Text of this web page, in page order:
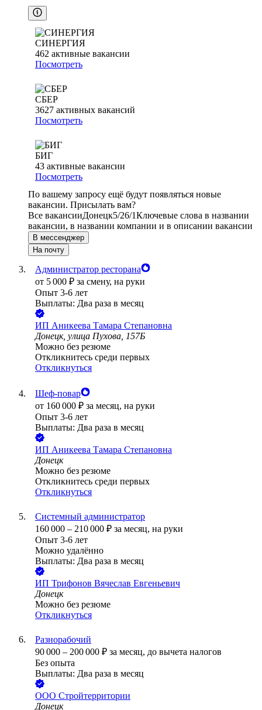
СИНЕРГИЯ
462 активные вакансии
Посмотреть
СБЕР
3627 активных вакансий
Посмотреть
БИГ
43 активные вакансии
Посмотреть
По вашему запросу ещё будут появляться новые
вакансии. Присылать вам?
Все вакансииДонецк5/26/1Ключевые слова в названии
вакансии, в названии компании и в описании вакансии
В мессенджер
На почту
Администратор ресторана
от 5 000 ₽ за смену, на руки
Опыт 3-6 лет
Выплаты: Два раза в месяц
ИП Аникеева Тамара Степановна
Донецк, улица Пухова, 157Б
Можно без резюме
Откликнитесь среди первых
Откликнуться
Шеф-повар
от 160 000 ₽ за месяц, на руки
Опыт 3-6 лет
Выплаты: Два раза в месяц
ИП Аникеева Тамара Степановна
Донецк
Можно без резюме
Откликнитесь среди первых
Откликнуться
Системный администратор
160 000 – 210 000 ₽ за месяц, на руки
Опыт 3-6 лет
Можно удалённо
Выплаты: Два раза в месяц
ИП Трифонов Вячеслав Евгеньевич
Донецк
Можно без резюме
Откликнуться
Разнорабочий
90 000 – 200 000 ₽ за месяц, до вычета налогов
Без опыта
Выплаты: Два раза в месяц
ООО Стройтерритории
Донецк